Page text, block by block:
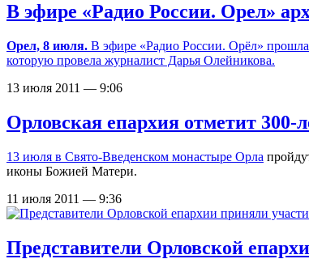
В эфире «Радио России. Орел»
Орел, 8 июля. В эфире «Радио России. Орёл»
которую провела журналист Дарья Олейникова.
13 июля 2011 — 9:06
Орловская епархия отметит
13 июля в Свято-Введенском монастыре Орла
иконы Божией Матери.
11 июля 2011 — 9:36
Представители Орловской